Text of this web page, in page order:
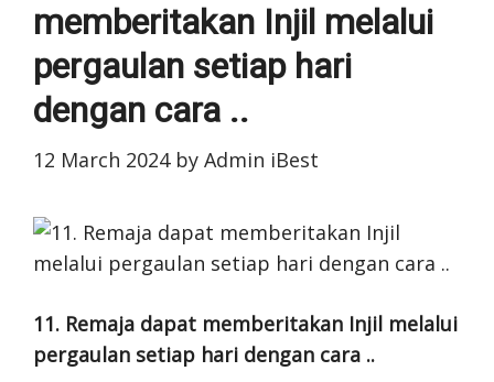
memberitakan Injil melalui
pergaulan setiap hari
dengan cara ..
12 March 2024 by Admin iBest
11. Remaja dapat memberitakan Injil melalui
pergaulan setiap hari dengan cara ..